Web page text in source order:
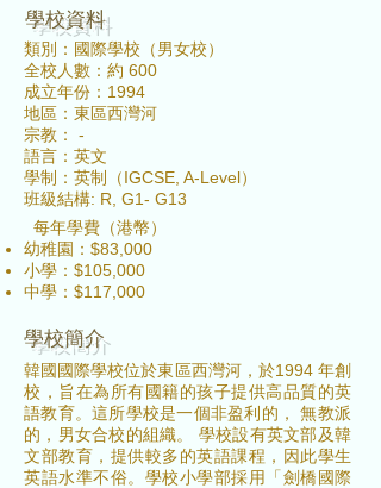
​學校資料
類別：國際學校（男女校）
全校人數：約 600
成立年份：1994
地區：東區西灣河
宗教： -
語言：英文
學制：英制（IGCSE, A-Level）
班級結構: R, G1- G13
每年學費（港幣）
幼稚園：$83,000
小學：$105,000
中學：$117,000
學校簡介
韓國國際學校位於東區西灣河，於1994 年創
校，旨在為所有國籍的孩子提供高品質的英
語教育。這所學校是一個非盈利的， 無教派
的，男女合校的組織。 學校設有英文部及韓
文部教育，提供較多的英語課程，因此學生
英語水準不俗。學校小學部採用「劍橋國際